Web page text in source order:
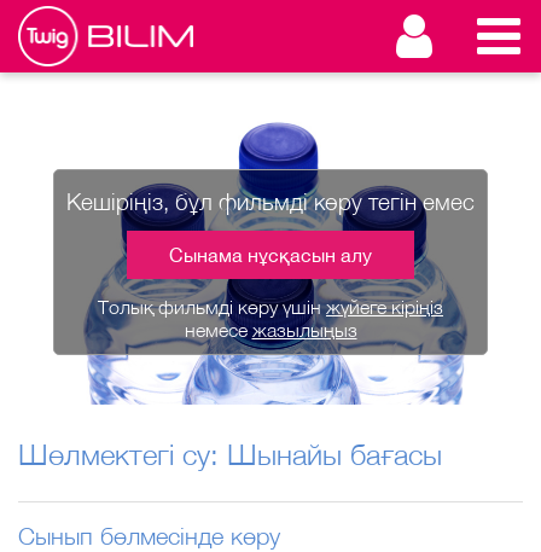
Кешіріңіз, бұл фильмді көру тегін емес
Сынама нұсқасын алу
Толық фильмді көру үшінжүйеге кіріңіз
немесе жазылыңыз
Шөлмектегі су: Шынайы бағасы
Сынып бөлмесінде көру